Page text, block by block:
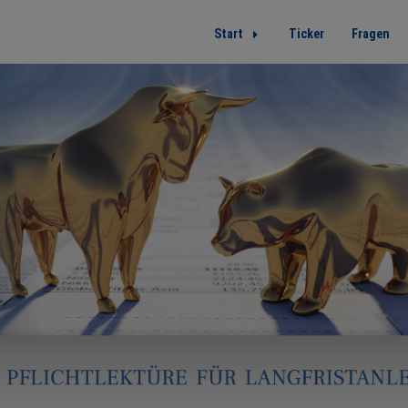
Start Ticker Fragen